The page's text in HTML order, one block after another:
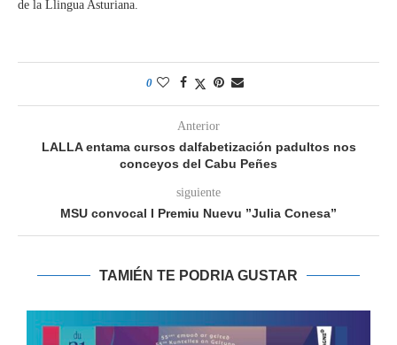
de la Llingua Asturiana.
0
Anterior
LALLA entama cursos dalfabetización padultos nos
conceyos del Cabu Peñes
siguiente
MSU convocal I Premiu Nuevu ”Julia Conesa”
TAMIÉN TE PODRIA GUSTAR